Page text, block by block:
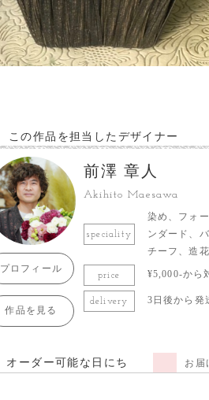
この作品を担当したデザイナー
プロフィール
作品を見る
前澤 章人
Akihito Maesawa
speciality
染め、フォ
ンダード、
チーフ、造花
price ¥5,000-から
delivery 3日後から発
オーダー可能な日にち お届